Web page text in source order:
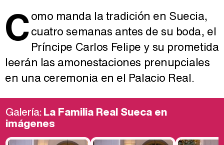
Como manda la tradición en Suecia,
cuatro semanas antes de su boda, el
Príncipe Carlos Felipe y su prometida
leerán las amonestaciones prenupciales
en una ceremonia en el Palacio Real.
Galería:La Familia Real Sueca en
imágenes